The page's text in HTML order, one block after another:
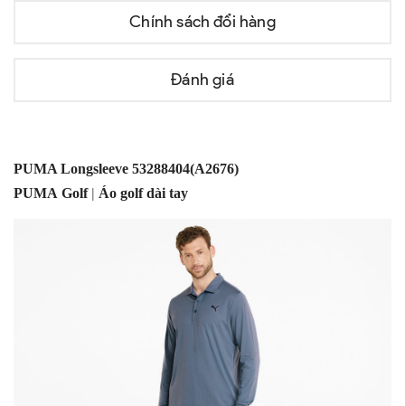
Chính sách đổi hàng
Đánh giá
PUMA Longsleeve 53288404(A2676)
PUMA Golf | Áo golf dài tay